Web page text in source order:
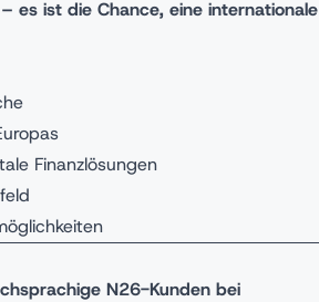
es ist die Chance, eine internationale
Finanzlösungen
N26-Kunden bei